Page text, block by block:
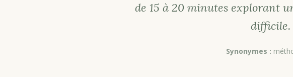
de 15 à 20 minutes explorant
difficile.
Synonymes :